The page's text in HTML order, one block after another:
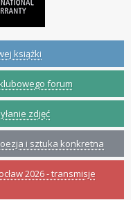
książki
forum
zdjęć
i sztuka konkretna
2026 - transmisje